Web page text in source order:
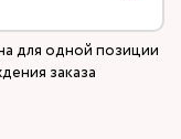
для одной позиции
заказа